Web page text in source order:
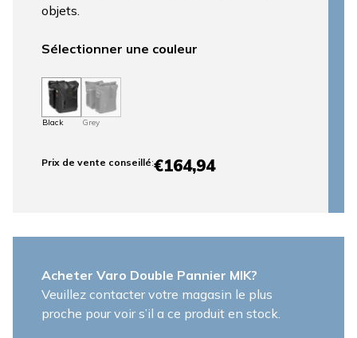
objets.
Sélectionner une couleur
Black Grey
Prix ​​de vente conseillé:€164,94
Acheter Varo Double Pannier MIK?
Veuillez contacter votre magasin le plus
proche pour voir s’il a ce produit en stock.